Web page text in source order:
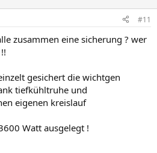
#11
zusammen eine sicherung ? wer
gesichert die wichtgen
tiefkühltruhe und
eigenen kreislauf
Watt ausgelegt !